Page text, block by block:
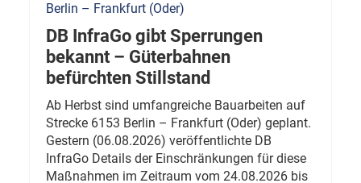
Berlin – Frankfurt (Oder)
DB InfraGo gibt Sperrungen
bekannt – Güterbahnen
befürchten Stillstand
Ab Herbst sind umfangreiche Bauarbeiten auf
Strecke 6153 Berlin – Frankfurt (Oder) geplant.
Gestern (06.08.2026) veröffentlichte DB
InfraGo Details der Einschränkungen für diese
Maßnahmen im Zeitraum vom 24.08.2026 bis